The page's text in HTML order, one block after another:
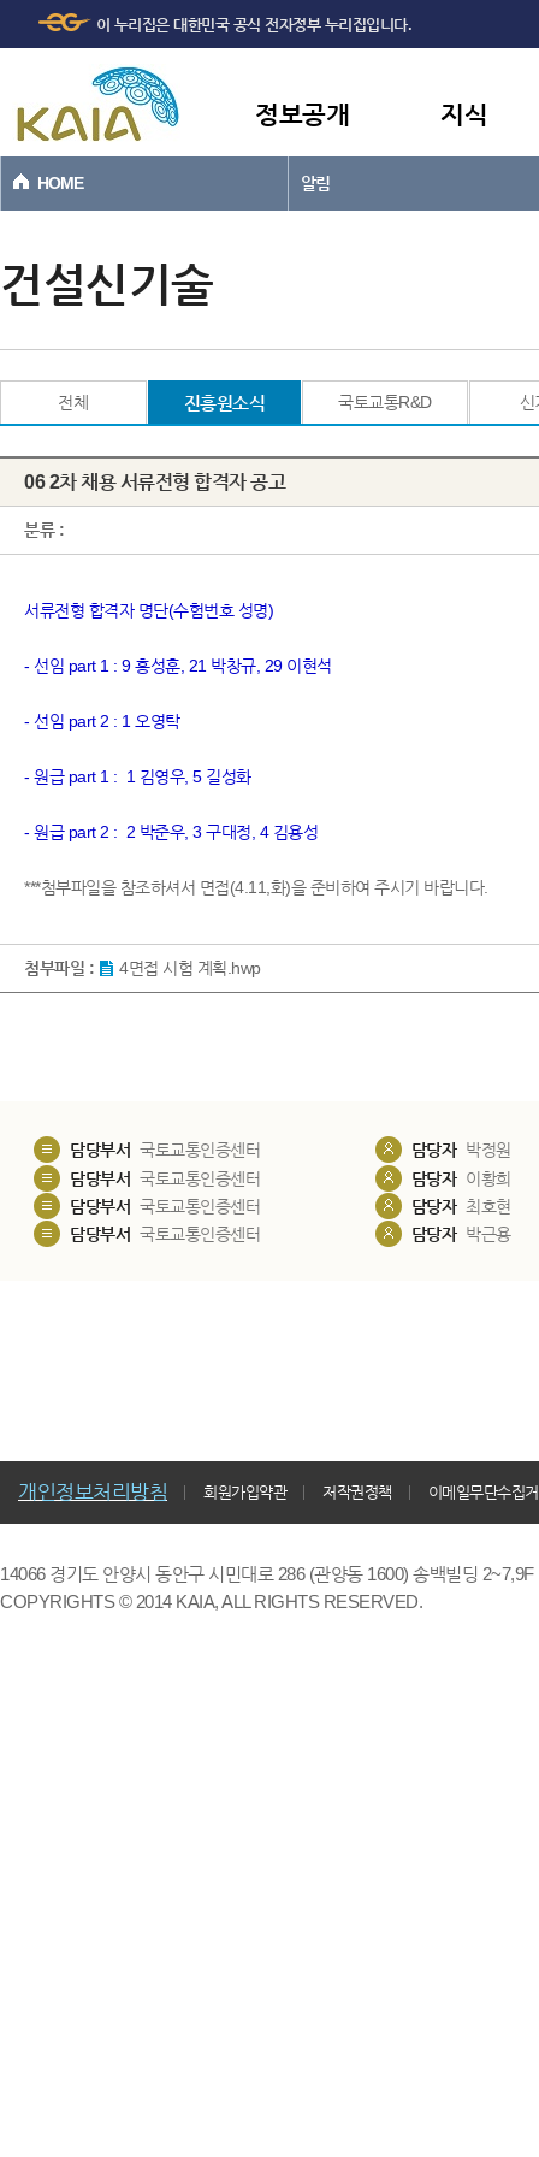
본문바로가기
이 누리집은 대한민국 공식 전자정부 누리집입니다.
정보공개 지식
HOME 알림
건설신기술
전체 진흥원소식 국토교통R&D 신
06 2차 채용 서류전형 합격자 공고
분류 :
서류전형 합격자 명단(수험번호 성명)
- 선임 part 1 : 9 홍성훈, 21 박창규, 29 이현석
- 선임 part 2 : 1 오영탁
- 원급 part 1 : 1 김영우, 5 길성화
- 원급 part 2 : 2 박준우, 3 구대정, 4 김용성
***첨부파일을 참조하셔서 면접(4.11,화)을 준비하여 주시기 바랍니다.
첨부파일 : 4면접 시험 계획.hwp
담당부서 국토교통인증센터 담당자 박정원
담당부서 국토교통인증센터 담당자 이황희
담당부서 국토교통인증센터 담당자 최호현
담당부서 국토교통인증센터 담당자 박근용
개인정보처리방침 회원가입약관 저작권정책 이메일무단수집
14066 경기도 안양시 동안구 시민대로 286 (관양동 1600) 송백빌딩
COPYRIGHTS © 2014 KAIA, ALL RIGHTS RESERVED.